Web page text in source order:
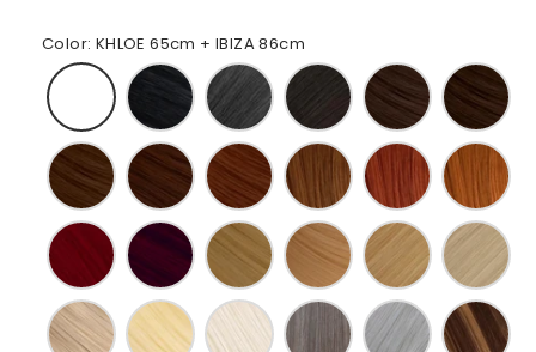
Color: KHLOE 65cm + IBIZA 86cm